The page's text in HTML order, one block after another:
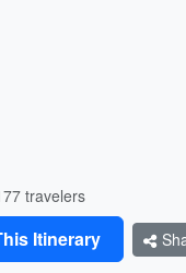
travelers
Itinerary